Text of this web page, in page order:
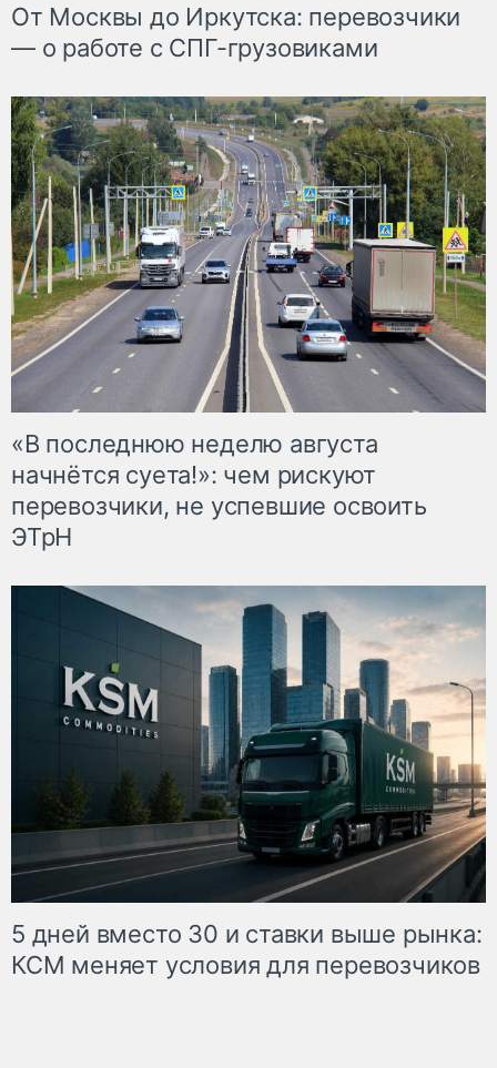
От Москвы до Иркутска: перевозчики
— о работе с СПГ-грузовиками
«В последнюю неделю августа
начнётся суета!»: чем рискуют
перевозчики, не успевшие освоить
ЭТрН
5 дней вместо 30 и ставки выше рынка:
КСМ меняет условия для перевозчиков